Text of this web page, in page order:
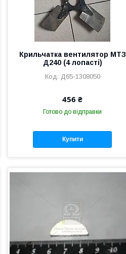
Крильчатка вентилятор МТЗ
Д240 (4 лопасті)
Д65-1308050
456 ₴
Готово до відправки
Купити